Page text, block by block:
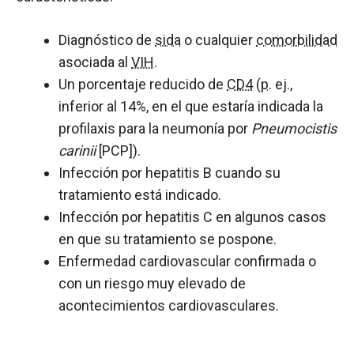
Diagnóstico de sida o cualquier comorbilidad
asociada al VIH.
Un porcentaje reducido de CD4(p. ej.,
inferior al 14%, en el que estaría indicada la
profilaxis para la neumonía por Pneumocistis
carinii[PCP]).
Infección por hepatitis B cuando su
tratamiento está indicado.
Infección por hepatitis C en algunos casos
en que su tratamiento se pospone.
Enfermedad cardiovascular confirmada o
con un riesgo muy elevado de
acontecimientos cardiovasculares.